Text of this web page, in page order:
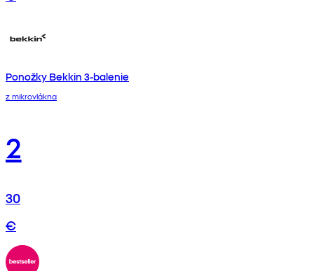
Ponožky Bekkin 3-balenie
z mikrovlákna
2
30
€